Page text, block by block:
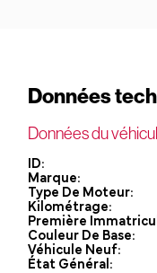
Données
Données du
ID:
Marque:
Type De Moteur:
Kilométrage:
Première
Couleur De Base:
Véhicule Neuf:
État Général: